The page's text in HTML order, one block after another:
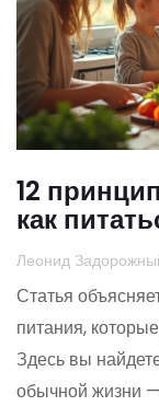
12
как
Леонид
Статья
питания,
Здесь вы
обычной жизни